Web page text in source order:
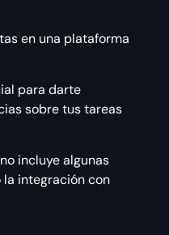
en una plataforma
para darte
sobre tus tareas
incluye algunas
la integración con